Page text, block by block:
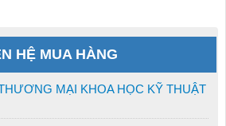
HỆ MUA HÀNG
MẠI KHOA HỌC KỸ THUẬT